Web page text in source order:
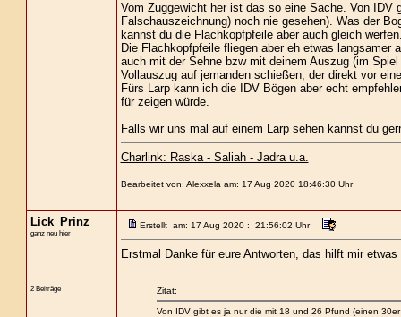
Vom Zuggewicht her ist das so eine Sache. Von IDV
Falschauszeichnung) noch nie gesehen). Was der
kannst du die Flachkopfpfeile aber auch gleich
Die Flachkopfpfeile fliegen aber eh etwas
auch mit der Sehne bzw mit deinem Auszug (im
Vollauszug auf jemanden schießen, der direkt vor
Fürs Larp kann ich die IDV Bögen aber echt
für zeigen würde.
Falls wir uns mal auf einem Larp sehen kannst du
Charlink: Raska - Saliah - Jadra u.a.
Bearbeitet von: Alexxela am: 17 Aug 2020 18:46:30 Uhr
Lick_Prinz
ganz neu hier
2 Beiträge
Erstellt am: 17 Aug 2020 : 21:56:02 Uhr
Erstmal Danke für eure Antworten, das hilft mir
Zitat:
Von IDV gibt es ja nur die mit 18 und 26 Pfund (einen